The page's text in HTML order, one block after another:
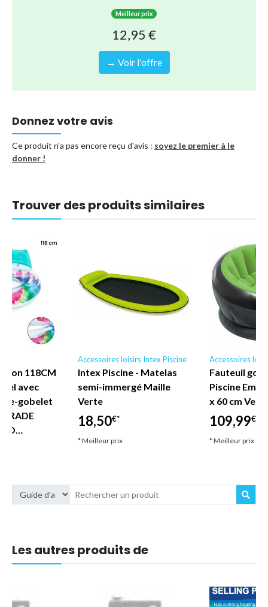
Avec une charge maximale de 200kg et
super agréable! Ce hamac gonflable convient aussi bien aux
enfants qu'aux adultes.
Type de produit
Référence (EAN)
7007950801452
Meilleur prix
12,95 €
→ Voir l'offre
Donnez votre avis
Ce produit n'a pas encore reçu d'avis : soyez le premier à le
donner !
Trouver des produits similaires
118CM
avec
gobelet
Accessoires loisirs Intex Piscine
Intex Piscine - Matelas
semi-immergé Maille
Verte
18,50€*
* Meilleur prix
Accessoires
Fauteuil
Piscine
x 60 cm Vert
109,99€*
* Meilleur prix
Les autres produits de